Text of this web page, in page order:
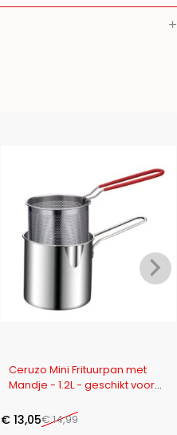
Ceruzo Mini Frituurpan met
Mandje - 1.2L - geschikt voor
€14,99
€ 13,05